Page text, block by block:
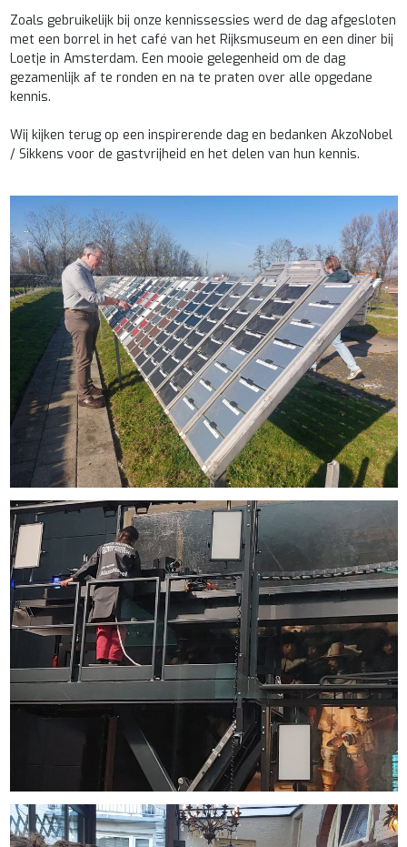
Zoals gebruikelijk bij onze kennissessies werd de dag afgesloten
met een borrel in het café van het Rijksmuseum en een diner bij
Loetje in Amsterdam. Een mooie gelegenheid om de dag
gezamenlijk af te ronden en na te praten over alle opgedane
kennis.
Wij kijken terug op een inspirerende dag en bedanken AkzoNobel
/ Sikkens voor de gastvrijheid en het delen van hun kennis.